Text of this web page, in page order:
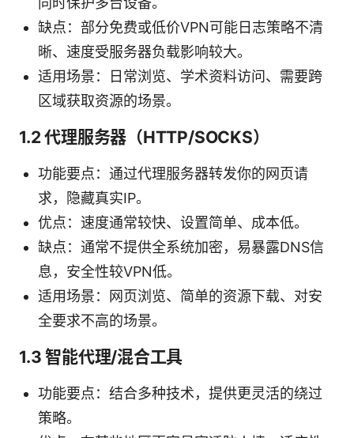
缺点：部分免费或低价VPN可能日志策略不清
晰、速度受服务器负载影响较大。
适用场景：日常浏览、学术资料访问、需要跨
区域获取资源的场景。
1.2 代理服务器（HTTP/SOCKS）
功能要点：通过代理服务器转发你的网页请
求，隐藏真实IP。
优点：速度通常较快、设置简单、成本低。
缺点：通常不提供全系统加密，易暴露DNS信
息，安全性较VPN低。
适用场景：网页浏览、简单的资源下载、对安
全要求不高的场景。
1.3 智能代理/混合工具
功能要点：结合多种技术，提供更灵活的绕过
策略。